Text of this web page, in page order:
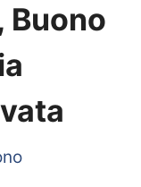
Buono